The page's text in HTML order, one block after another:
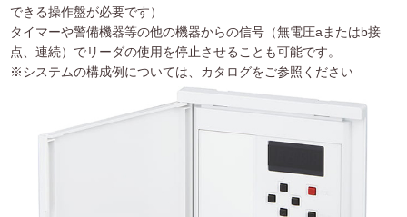
できる操作盤が必要です）
タイマーや警備機器等の他の機器からの信号（無電圧aまたはb接
点、連続）でリーダの使用を停止させることも可能です。
※システムの構成例については、カタログをご参照ください